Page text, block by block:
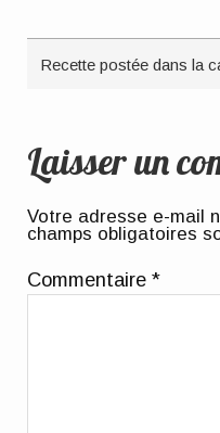
Recette postée dans la
Laisser un
Votre adresse e-mail
champs obligatoires
Commentaire*